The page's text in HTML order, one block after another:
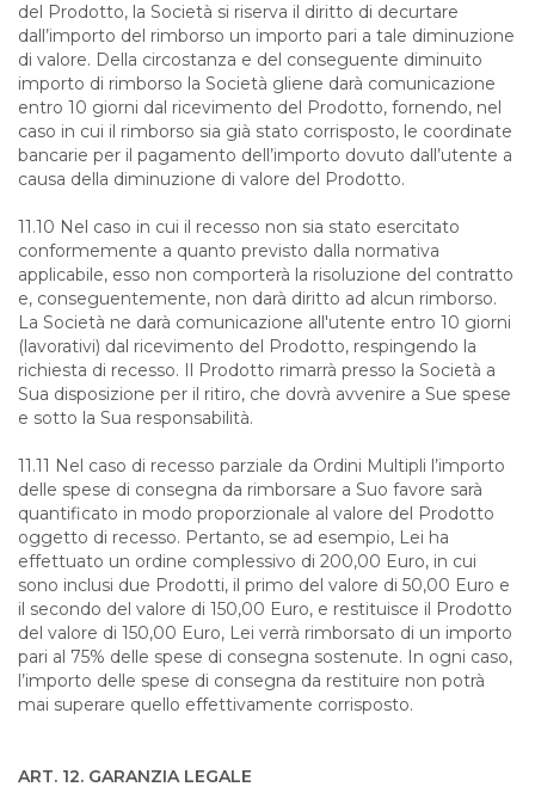
del Prodotto, la Società si riserva il diritto di decurtare
dall’importo del rimborso un importo pari a tale diminuzione
di valore. Della circostanza e del conseguente diminuito
importo di rimborso la Società gliene darà comunicazione
entro 10 giorni dal ricevimento del Prodotto, fornendo, nel
caso in cui il rimborso sia già stato corrisposto, le coordinate
bancarie per il pagamento dell’importo dovuto dall’utente a
causa della diminuzione di valore del Prodotto.
11.10 Nel caso in cui il recesso non sia stato esercitato
conformemente a quanto previsto dalla normativa
applicabile, esso non comporterà la risoluzione del contratto
e, conseguentemente, non darà diritto ad alcun rimborso.
La Società ne darà comunicazione all'utente entro 10 giorni
(lavorativi) dal ricevimento del Prodotto, respingendo la
richiesta di recesso. Il Prodotto rimarrà presso la Società a
Sua disposizione per il ritiro, che dovrà avvenire a Sue spese
e sotto la Sua responsabilità.
11.11 Nel caso di recesso parziale da Ordini Multipli l’importo
delle spese di consegna da rimborsare a Suo favore sarà
quantificato in modo proporzionale al valore del Prodotto
oggetto di recesso. Pertanto, se ad esempio, Lei ha
effettuato un ordine complessivo di 200,00 Euro, in cui
sono inclusi due Prodotti, il primo del valore di 50,00 Euro e
il secondo del valore di 150,00 Euro, e restituisce il Prodotto
del valore di 150,00 Euro, Lei verrà rimborsato di un importo
pari al 75% delle spese di consegna sostenute. In ogni caso,
l’importo delle spese di consegna da restituire non potrà
mai superare quello effettivamente corrisposto.
ART. 12. GARANZIA LEGALE